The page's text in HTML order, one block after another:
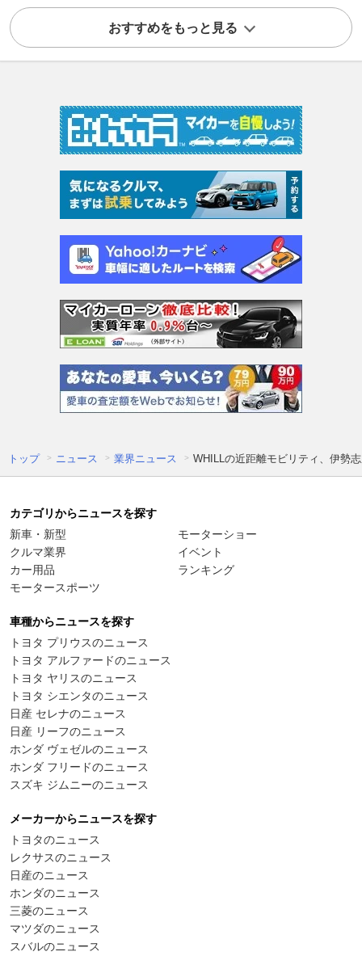
おすすめをもっと見る
トップ ニュース 業界ニュース WHILLの近距離モビリティ、伊勢
カテゴリからニュースを探す
新車・新型
クルマ業界
カー用品
モータースポーツ
モーターショー
イベント
ランキング
車種からニュースを探す
トヨタ プリウスのニュース
トヨタ アルファードのニュース
トヨタ ヤリスのニュース
トヨタ シエンタのニュース
日産 セレナのニュース
日産 リーフのニュース
ホンダ ヴェゼルのニュース
ホンダ フリードのニュース
スズキ ジムニーのニュース
メーカーからニュースを探す
トヨタのニュース
レクサスのニュース
日産のニュース
ホンダのニュース
三菱のニュース
マツダのニュース
スバルのニュース